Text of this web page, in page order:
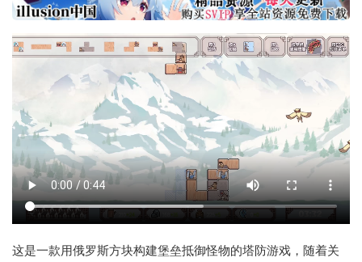
这是一款用俄罗斯方块构建堡垒抵御怪物的塔防游戏，随着关